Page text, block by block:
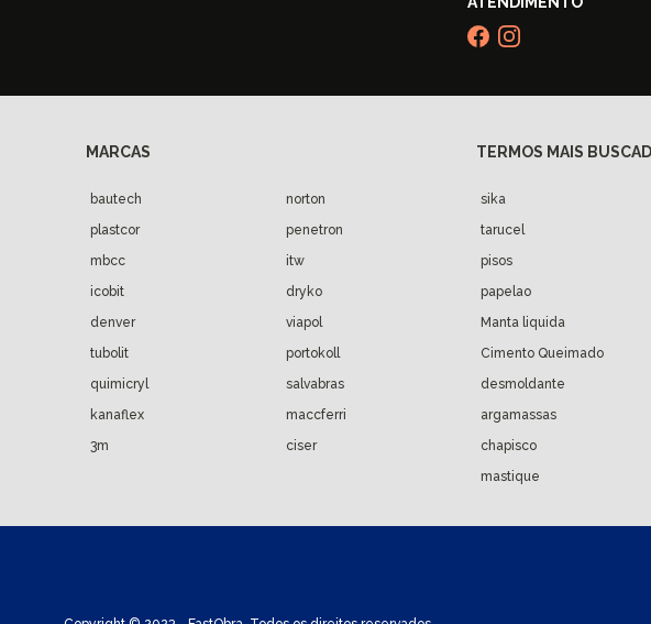
bautech
norton
plastcor
penetron
mbcc
itw
icobit
dryko
denver
viapol
tubolit
portokoll
quimicryl
salvabras
kanaflex
maccferri
3m
ciser
sika
tarucel
pisos
papelao
Manta liquida
Cimento Queimado
desmoldante
argamassas
chapisco
mastique